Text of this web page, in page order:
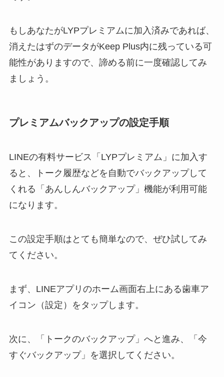
もしあなたがLYPプレミアムに加入済みであれば、
消えたはずのデータがKeep Plus内に残っている可
能性がありますので、諦める前に一度確認してみ
ましょう。
プレミアムバックアップの設定手順
LINEの有料サービス「LYPプレミアム」に加入す
ると、トーク履歴などを自動でバックアップして
くれる「あんしんバックアップ」機能が利用可能
になります。
この設定手順はとても簡単なので、ぜひ試してみ
てください。
まず、LINEアプリのホーム画面右上にある歯車ア
イコン（設定）をタップします。
次に、「トークのバックアップ」へと進み、「今
すぐバックアップ」を選択してください。